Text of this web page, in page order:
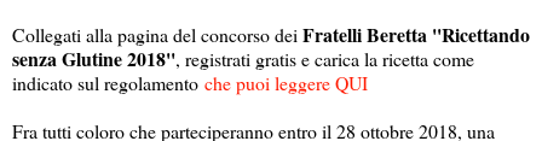
Collegati alla pagina del concorso dei Fratelli Beretta ''Ricettando
senza Glutine 2018'', registrati gratis e carica la ricetta come
indicato sul regolamento che puoi leggere QUI
Fra tutti coloro che parteciperanno entro il 28 ottobre 2018, una